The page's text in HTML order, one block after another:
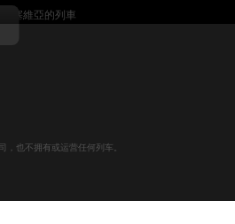
往塞維亞的列車
邱廣域市的列車
也不拥有或运营任何列车。